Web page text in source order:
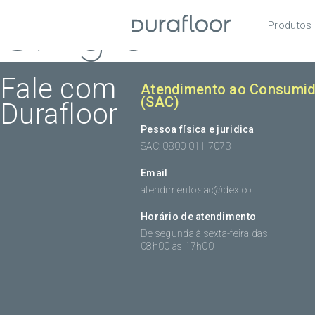
Produtos
Single
Fale com
Durafloor
Atendimento ao
(SAC)
Pessoa física e juridica
SAC: 0800 011 7073
Email
atendimento.sac@dex.co
Horário de atendimento
De segunda à sexta-feira das
08h00 às 17h00